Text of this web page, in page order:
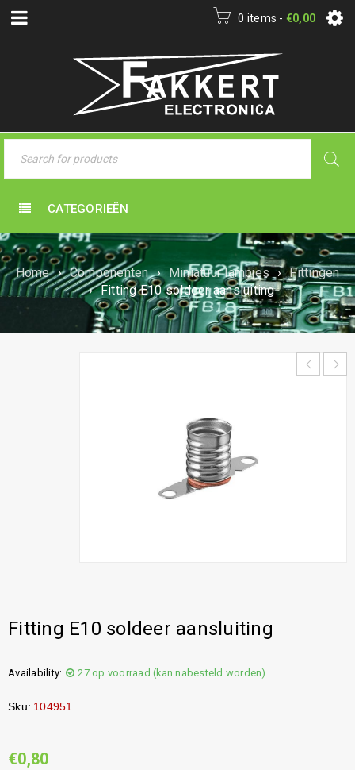
0 items - €0,00
CATEGORIEËN
Home › Componenten › Miniatuur lampjes › Fittingen
› Fitting E10 soldeer aansluiting
Fitting E10 soldeer aansluiting
Availability: 27 op voorraad (kan nabesteld worden)
Sku: 104951
€0,80